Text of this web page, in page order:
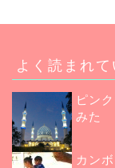
よく読まれて
ピン
みた
カン